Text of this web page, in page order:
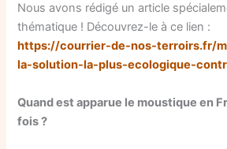
Nous avons rédigé un article
thématique ! Découvrez-le à ce lien :
https://courrier-de-nos-terroirs.fr/
la-solution-la-plus-ecologique-
Quand est apparue le moustique en
fois ?